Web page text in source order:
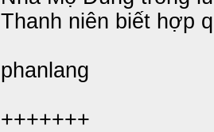
Thanh niên biết hợp
phanlang
+++++++